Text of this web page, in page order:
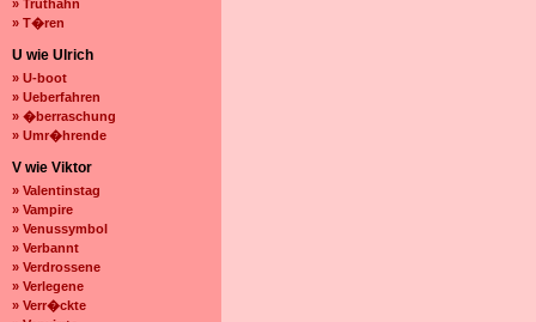
» Truthahn
» T�ren
U wie Ulrich
» U-boot
» Ueberfahren
» �berraschung
» Umr�hrende
V wie Viktor
» Valentinstag
» Vampire
» Venussymbol
» Verbannt
» Verdrossene
» Verlegene
» Verr�ckte